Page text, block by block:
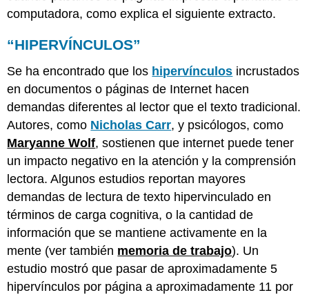
computadora, como explica el siguiente extracto.
“HIPERVÍNCULOS”
Se ha encontrado que los hipervínculos incrustados
en documentos o páginas de Internet hacen
demandas diferentes al lector que el texto tradicional.
Autores, como Nicholas Carr, y psicólogos, como
Maryanne Wolf, sostienen que internet puede tener
un impacto negativo en la atención y la comprensión
lectora. Algunos estudios reportan mayores
demandas de lectura de texto hipervinculado en
términos de carga cognitiva, o la cantidad de
información que se mantiene activamente en la
mente (ver también memoria de trabajo). Un
estudio mostró que pasar de aproximadamente 5
hipervínculos por página a aproximadamente 11 por